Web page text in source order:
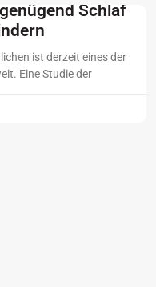
Schlaf
ist derzeit eines der
Eine Studie der